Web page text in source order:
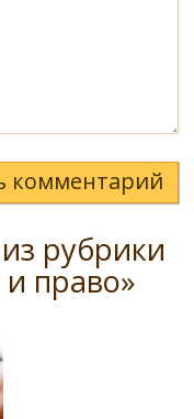
комментарий
рубрики
и право»